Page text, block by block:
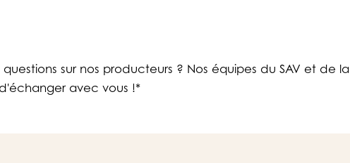
sur nos producteurs ? Nos équipes du SAV et de la
avec vous !*